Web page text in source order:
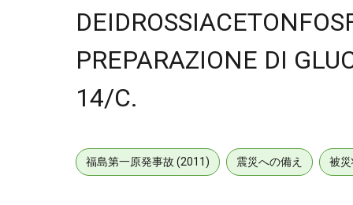
PREPARAZIONE DI
14/C.
福島第一原発事故 (2011) 震災への備え 被災